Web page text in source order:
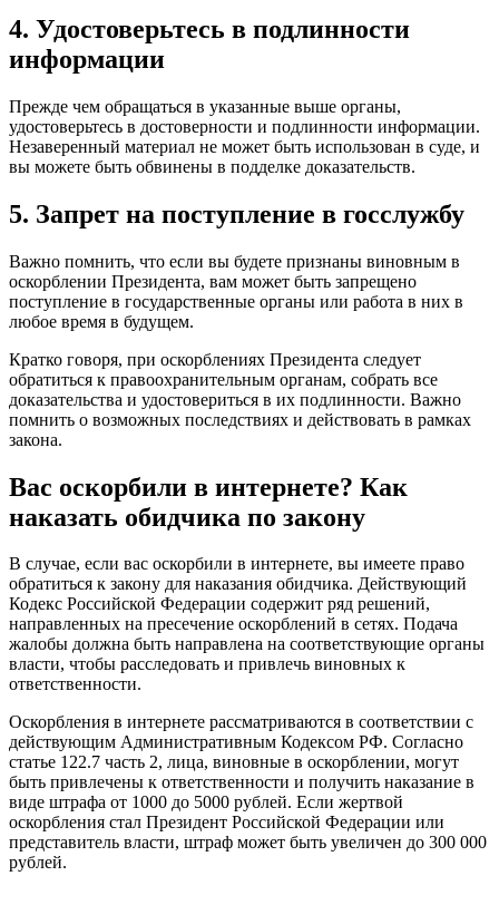
4. Удостоверьтесь в подлинности
информации
Прежде чем обращаться в указанные выше органы,
удостоверьтесь в достоверности и подлинности информации.
Незаверенный материал не может быть использован в суде, и
вы можете быть обвинены в подделке доказательств.
5. Запрет на поступление в госслужбу
Важно помнить, что если вы будете признаны виновным в
оскорблении Президента, вам может быть запрещено
поступление в государственные органы или работа в них в
любое время в будущем.
Кратко говоря, при оскорблениях Президента следует
обратиться к правоохранительным органам, собрать все
доказательства и удостовериться в их подлинности. Важно
помнить о возможных последствиях и действовать в рамках
закона.
Вас оскорбили в интернете? Как
наказать обидчика по закону
В случае, если вас оскорбили в интернете, вы имеете право
обратиться к закону для наказания обидчика. Действующий
Кодекс Российской Федерации содержит ряд решений,
направленных на пресечение оскорблений в сетях. Подача
жалобы должна быть направлена на соответствующие органы
власти, чтобы расследовать и привлечь виновных к
ответственности.
Оскорбления в интернете рассматриваются в соответствии с
действующим Административным Кодексом РФ. Согласно
статье 122.7 часть 2, лица, виновные в оскорблении, могут
быть привлечены к ответственности и получить наказание в
виде штрафа от 1000 до 5000 рублей. Если жертвой
оскорбления стал Президент Российской Федерации или
представитель власти, штраф может быть увеличен до 300 000
рублей.